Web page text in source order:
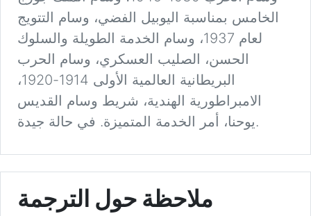
الخامس بمناسبة اليوبيل الفضي، وسام التتويج
لعام 1937، وسام الخدمة الطويلة والسلوك
الحسن، الصليب العسكري، وسام الحرب
البريطانية العالمية الأولى 1914-1920،
الامبراطورية الهندية، شريط وسام القديس
يوحنا، أمر الخدمة المتميزة. في حالة جيدة.
ملاحظة حول الترجمة